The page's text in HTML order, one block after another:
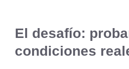
El desafío:
condiciones